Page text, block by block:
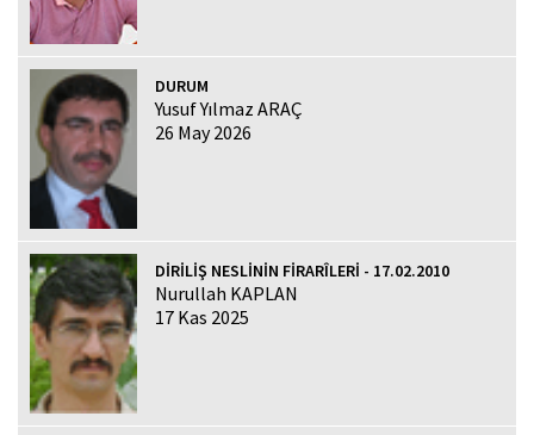
DURUM
Yusuf Yılmaz ARAÇ
26 May 2026
DİRİLİŞ NESLİNİN FİRARÎLERİ - 17.02.2010
Nurullah KAPLAN
17 Kas 2025